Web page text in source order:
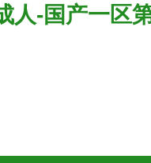
人-国产一区